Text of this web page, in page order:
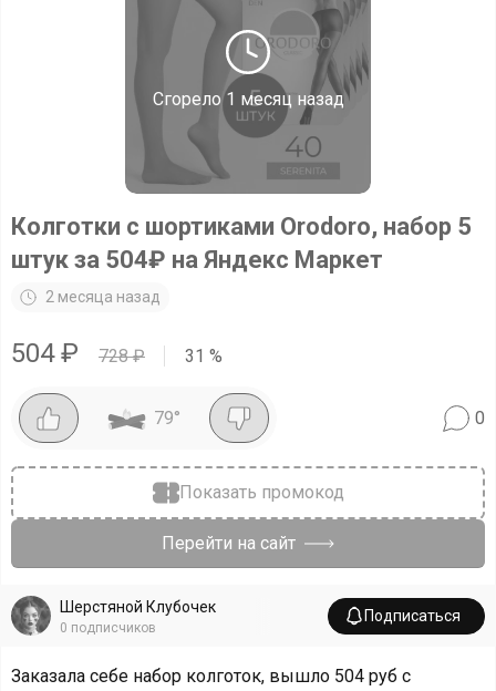
Сгорело1 месяц назад
Колготки с шортиками Orodoro, набор 5
штук за 504₽ на Яндекс Маркет
2 месяца назад
504₽ 728₽ 31 %
79° 0
Показать промокод
Перейти на сайт
Шерстяной Клубочек
0 подписчиков
Подписаться
Заказала себе набор колготок, вышло 504 руб с